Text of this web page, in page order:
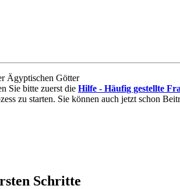
Ägyptischen Götter
Sie bitte zuerst die Hilfe - Häufig gestellte
zu starten. Sie können auch jetzt schon
Schritte